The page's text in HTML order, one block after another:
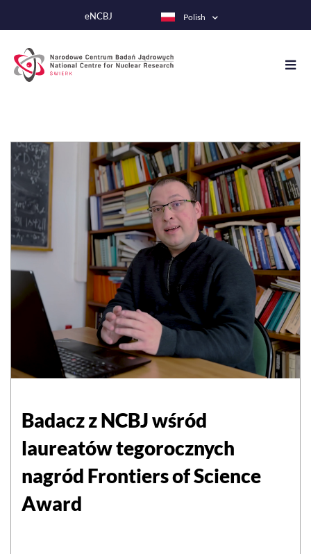
do
eNCBJ Polish
Badacz z NCBJ wśród
laureatów tegorocznych
nagród Frontiers of Science
Award